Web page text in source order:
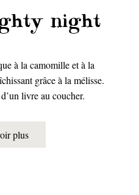
night
à la camomille et à la
grâce à la mélisse.
livre au coucher.
plus